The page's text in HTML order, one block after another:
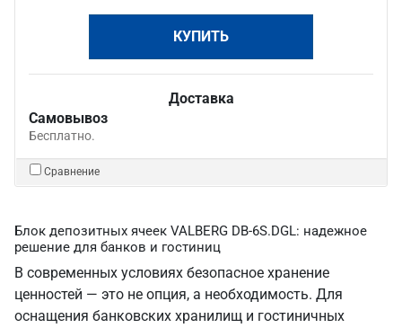
КУПИТЬ
Доставка
Самовывоз
Бесплатно.
Сравнение
Блок депозитных ячеек VALBERG DB-6S.DGL: надежное
решение для банков и гостиниц
В современных условиях безопасное хранение
ценностей — это не опция, а необходимость. Для
оснащения банковских хранилищ и гостиничных